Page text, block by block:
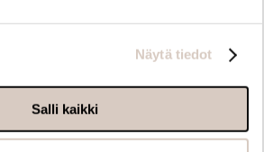
Näytä tiedot
Salli kaikki